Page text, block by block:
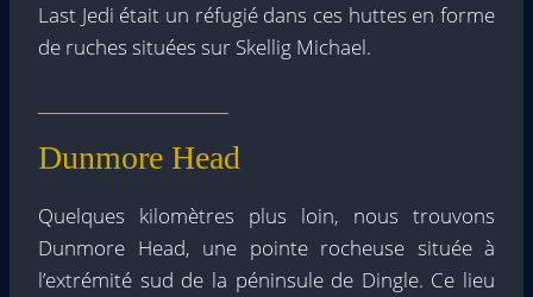
Last Jedi était un réfugié dans ces huttes en forme
de ruches situées sur Skellig Michael.
Dunmore Head
Quelques kilomètres plus loin, nous trouvons
Dunmore Head, une pointe rocheuse située à
l’extrémité sud de la péninsule de Dingle. Ce lieu